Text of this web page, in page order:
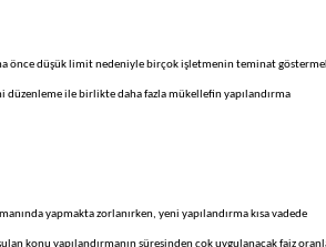
önce düşük limit nedeniyle birçok işletmenin teminat
düzenleme ile birlikte daha fazla mükellefin yapılandırma
yapmakta zorlanırken, yeni yapılandırma kısa vadede
konu yapılandırmanın süresinden çok uygulanacak faiz